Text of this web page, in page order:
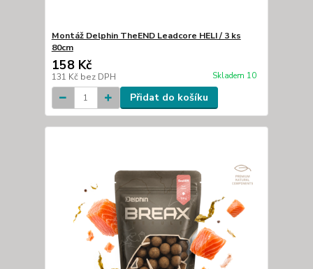
Montáž Delphin TheEND Leadcore HELI / 3 ks
80cm
158 Kč
131 Kč bez DPH Skladem 10
Přidat do košíku